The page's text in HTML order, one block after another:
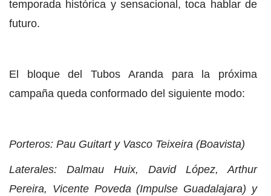
temporada histórica y sensacional, toca hablar de
futuro.
El bloque del Tubos Aranda para la próxima
campaña queda conformado del siguiente modo:
Porteros: Pau Guitart y Vasco Teixeira (Boavista)
Laterales: Dalmau Huix, David López, Arthur
Pereira, Vicente Poveda (Impulse Guadalajara) y